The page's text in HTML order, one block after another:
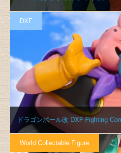
DXF
ドラゴンボール改 DXF Fighting
World Collectable Figure